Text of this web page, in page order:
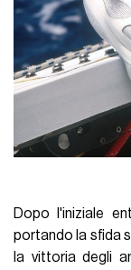
Dopo l'iniziale
portando la sfida
la vittoria degli